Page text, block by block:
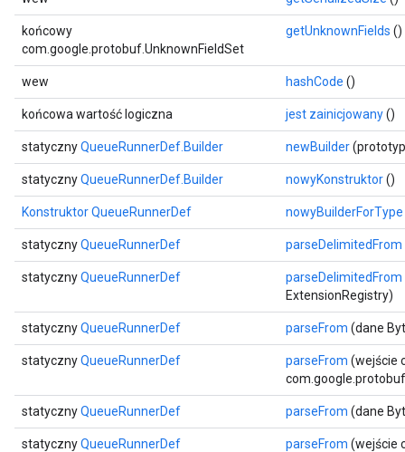
końcowy
com.google.protobuf.UnknownFieldSet
getUnknownFields ()
wew hashCode ()
końcowa wartość logiczna jest zainicjowany()
statycznyQueueRunnerDef.Builder newBuilder
statycznyQueueRunnerDef.Builder nowyKonstruktor()
Konstruktor QueueRunnerDef nowyBuilderForType
statycznyQueueRunnerDef parseDelimitedFrom
statycznyQueueRunnerDef parseDelimitedFrom
ExtensionRegistry)
statycznyQueueRunnerDef parseFrom (dane
statycznyQueueRunnerDef parseFrom (wejście
statycznyQueueRunnerDef parseFrom (dane
statycznyQueueRunnerDef parseFrom (wejście